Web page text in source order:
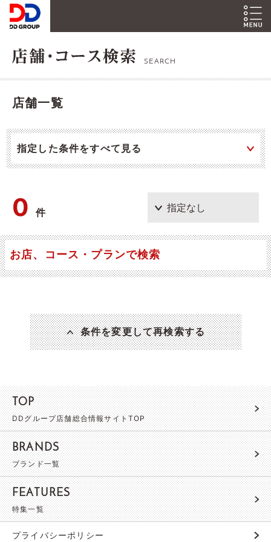
SEARCH
店舗一覧
指定した条件をすべて見る
0件
お店、コース・プランで検索
条件を変更して再検索する
TOP
DDグループ店舗総合情報サイトTOP
BRANDS
ブランド一覧
FEATURES
特集一覧
プライバシーポリシー